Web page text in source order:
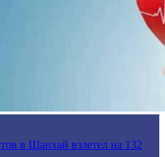
в Шанхай взлетел на 132